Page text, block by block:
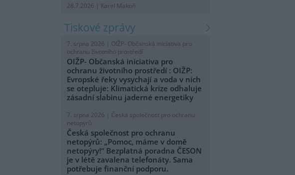
28.7.2026 | Karel Makoň
tiskové zprávy
7. srpna 2026 | OIŽP- Občanská iniciativa pro
ochranu životního prostředí
OIŽP- Občanská iniciativa pro
ochranu životního prostředí : OIŽP:
Evropské řeky vysychají a voda v nich
se otepluje: Klimatická krize odhaluje
zásadní slabinu jaderné energetiky
7. srpna 2026 | Česká společnost pro ochranu
netopýrů
Česká společnost pro ochranu
netopýrů: „Pomoc, máme v domě
netopýry!“ Bezplatná poradna ČESON
je v létě zavalena telefonáty. Sama
potřebuje finanční podporu.